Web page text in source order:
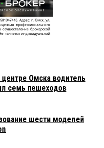
центре Омска водитель
семь пешеходов
шести моделей